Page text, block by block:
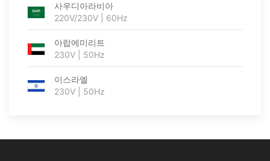
사우디아라비아
220V/230V | 60Hz
아랍에미리트
230V | 50Hz
이스라엘
230V | 50Hz